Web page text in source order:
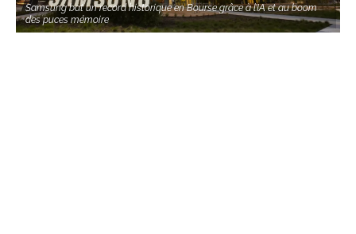
Samsung bat un record historique en Bourse grâce à l’IA et au boom
des puces mémoire